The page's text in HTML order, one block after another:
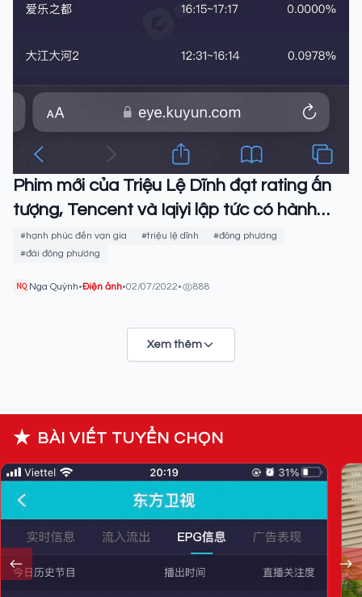
Phim mới của Triệu Lệ Dĩnh đạt rating ấn
tượng, Tencent và Iqiyi lập tức có hành
động 'ăn theo'
#hạnh phúc đến vạn gia #triệu lệ dĩnh
#đông phương
#đài đông phương
NQ Nga Quỳnh•Điện ảnh•02/07/2022• 888
Xem thêm
★ BÀI VIẾT TUYỂN CHỌN